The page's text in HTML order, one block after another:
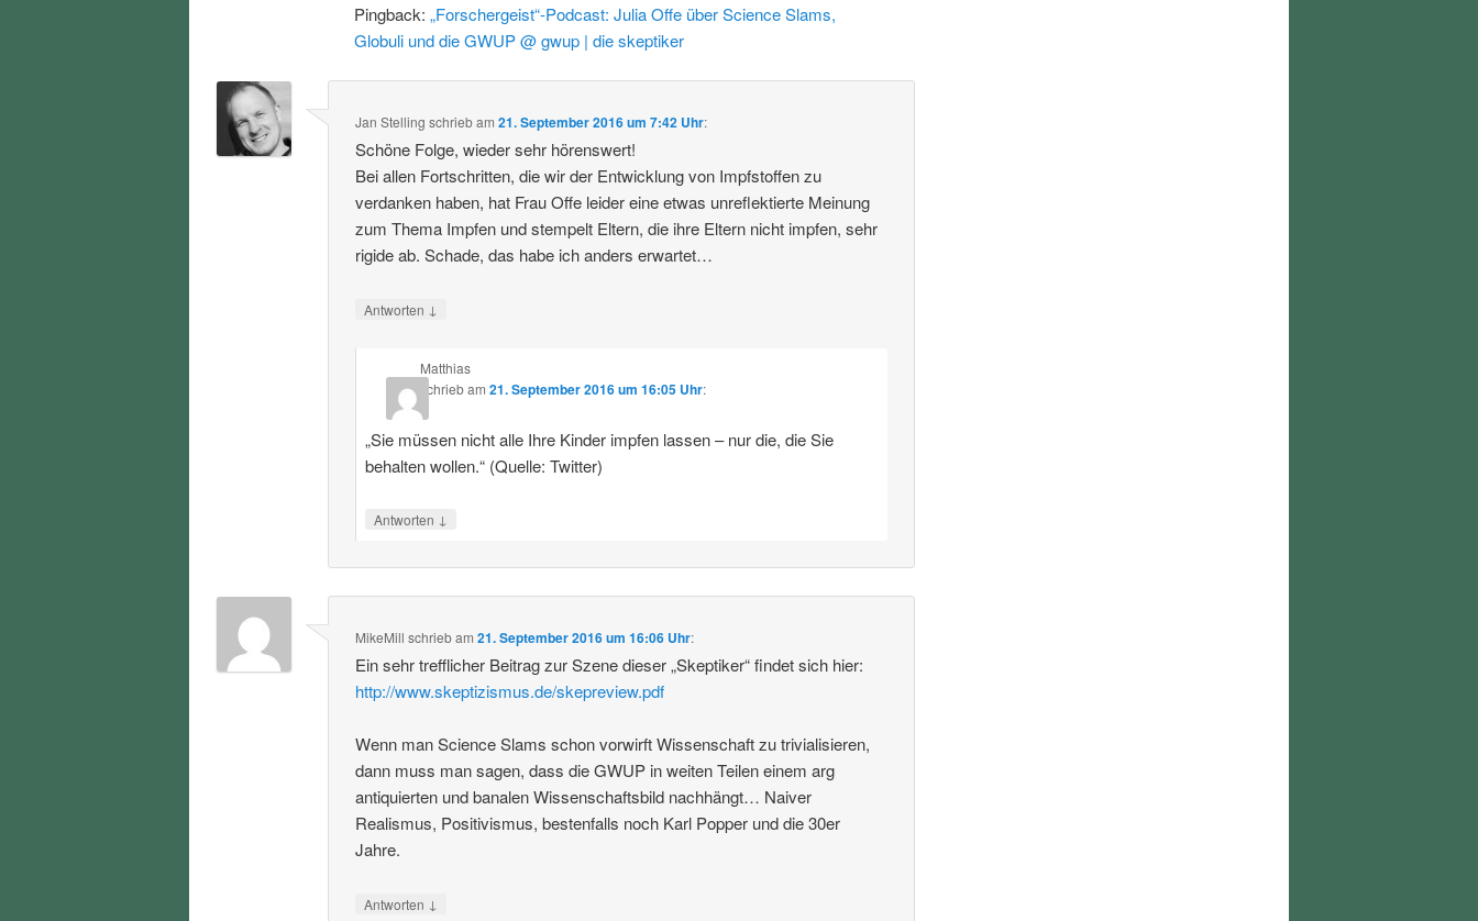
Pingback:„Forschergeist“-Podcast: Julia Offe über Science Slams,
Globuli und die GWUP @ gwup | die skeptiker
Jan Stelling schriebam21. September 2016 um 7:42 Uhr:
Schöne Folge, wieder sehr hörenswert!
Bei allen Fortschritten, die wir der Entwicklung von Impfstoffen zu
verdanken haben, hat Frau Offe leider eine etwas unreflektierte Meinung
zum Thema Impfen und stempelt Eltern, die ihre Eltern nicht impfen, sehr
rigide ab. Schade, das habe ich anders erwartet…
Antworten ↓
Matthias
schriebam 21. September 2016 um 16:05 Uhr:
„Sie müssen nicht alle Ihre Kinder impfen lassen – nur die, die Sie
behalten wollen.“ (Quelle: Twitter)
Antworten ↓
MikeMill schriebam21. September 2016 um 16:06 Uhr:
Ein sehr trefflicher Beitrag zur Szene dieser „Skeptiker“ findet sich hier:
http://www.skeptizismus.de/skepreview.pdf
Wenn man Science Slams schon vorwirft Wissenschaft zu trivialisieren,
dann muss man sagen, dass die GWUP in weiten Teilen einem arg
antiquierten und banalen Wissenschaftsbild nachhängt… Naiver
Realismus, Positivismus, bestenfalls noch Karl Popper und die 30er
Jahre.
Antworten ↓